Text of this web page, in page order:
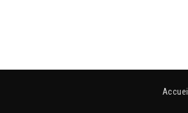
Accueil